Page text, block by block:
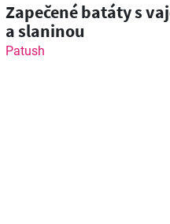
Zapečené batáty s
a slaninou
Patush